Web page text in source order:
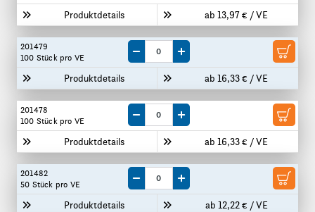
Produktdetails ab 13,97 € / VE
201479
100 Stückpro VE
Produktdetails ab 16,33 € / VE
Menge um eine VE reduzieren
Menge um eine VE erhöhen
201478
100 Stückpro VE
Produktdetails ab 16,33 € / VE
Menge um eine VE reduzieren
Menge um eine VE erhöhen
201482
50 Stück pro VE
Produktdetails ab 12,22 € / VE
Menge um eine VE reduzieren
Menge um eine VE erhöhen